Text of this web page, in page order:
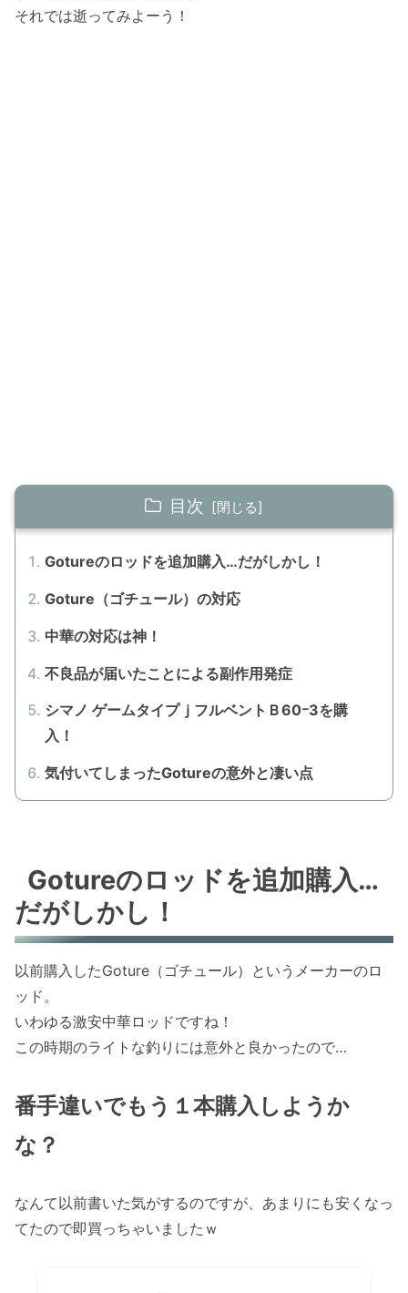
それでは逝ってみよーう！
目次
Gotureのロッドを追加購入…だがしかし！
Goture（ゴチュール）の対応
中華の対応は神！
不良品が届いたことによる副作用発症
シマノ ゲームタイプｊフルベントＢ60ｰ3を購
入！
気付いてしまったGotureの意外と凄い点
Gotureのロッドを追加購入…
だがしかし！
以前購入したGoture（ゴチュール）というメーカーのロ
ッド。
いわゆる激安中華ロッドですね！
この時期のライトな釣りには意外と良かったので…
番手違いでもう１本購入しようか
な？
なんて以前書いた気がするのですが、あまりにも安くなっ
てたので即買っちゃいましたｗ